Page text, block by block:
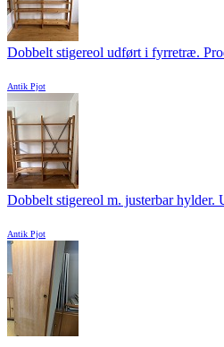
Dobbelt stigereol udført i fyrretræ.
Antik Pjot
Dobbelt stigereol m. justerbar
Antik Pjot